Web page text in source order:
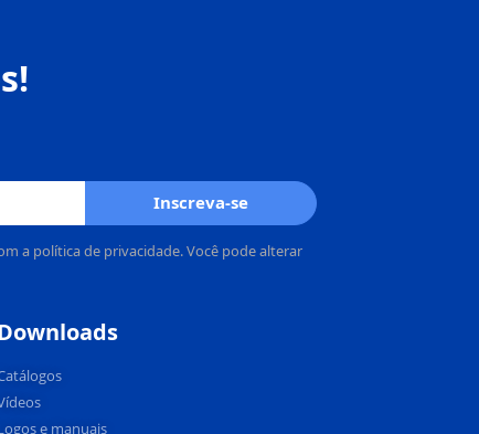
a política de privacidade. Você pode alterar
Inscreva-se
e manuais